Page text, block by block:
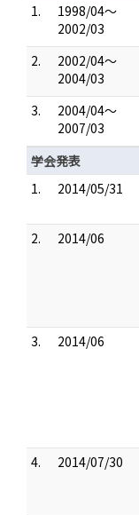
1.
1998/04～
2002/03
2.
2002/04～
2004/03
3.
2004/04～
2007/03
学会発表
1.
2014/05/31
2.
2014/06
3.
2014/06
4.
2014/07/30